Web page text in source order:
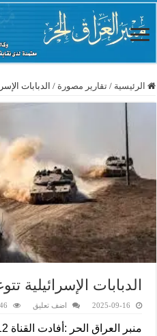
الرئيسية / تقارير مصورة / الدبابات
الدبابات الإسرائيلية
2025-09-16 اضف تعليق 146